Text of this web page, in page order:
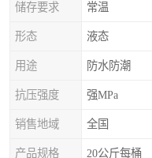
储存要求 常温
形态 液态
用途 防水防潮
抗压强度 强MPa
销售地域 全国
产品规格 20公斤每桶